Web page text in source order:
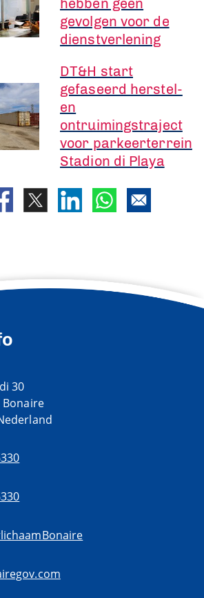
hebben geen
gevolgen voor de
dienstverlening
DT&H start
gefaseerd herstel-
en
ontruimingstraject
voor parkeerterrein
Stadion di Playa
30
Bonaire